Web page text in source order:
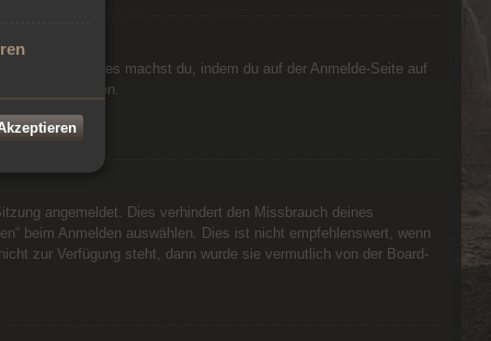
Dies machst du, indem du auf der Anmelde-Seite auf
können.
angemeldet. Dies verhindert den Missbrauch deines
beim Anmelden auswählen. Dies ist nicht empfehlenswert, wenn
zur Verfügung steht, dann wurde sie vermutlich von der Board-